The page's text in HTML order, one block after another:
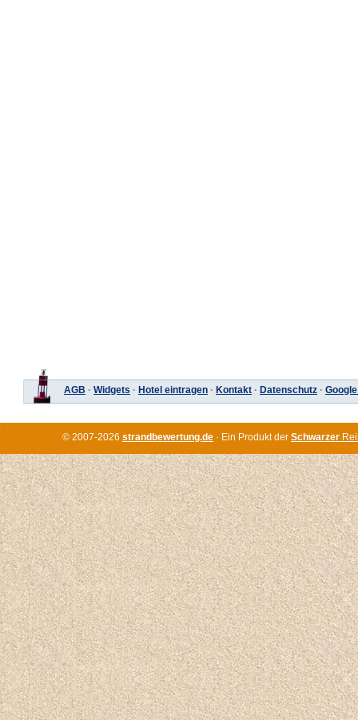
AGB · Widgets · Hotel eintragen · Kontakt · Datenschutz ·
© 2007-2026 strandbewertung.de · Ein Produkt der Schwarzer